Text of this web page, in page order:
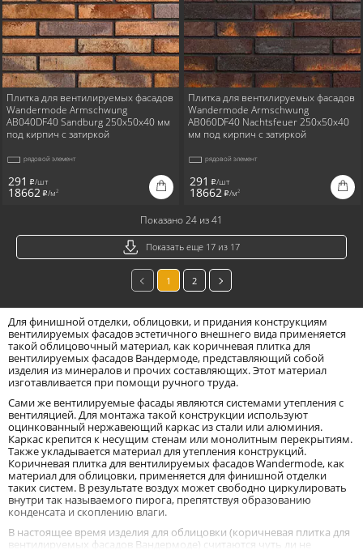
Плитка для вентилируемых фасадов
Wandermode Armschwung
AB040DF40 Sandburg 250x50x40 мм
под кирпич с затиркой
рядовой элемент
291 i/шт
18662 i/м2
Плитка для вентилируемых фасадов
Wandermode Armschwung
AB060DF40 Nachtsfeuer 250x50x40
мм под кирпич с затиркой
рядовой элемент
291 i/шт
18662 i/м2
Показано 24 из 41
Показать еще 17 из 17
1 2
Для финишной отделки, облицовки, и придания конструкциям
вентилируемых фасадов эстетичного внешнего вида применяется
такой облицовочный материал, как коричневая плитка для
вентилируемых фасадов Вандермоде, представляющий собой
изделия из минералов и прочих составляющих. Этот материал
изготавливается при помощи ручного труда.
Сами же вентилируемые фасады являются системами утепления с
вентиляцией. Для монтажа такой конструкции используют
оцинкованный нержавеющий каркас из стали или алюминия.
Каркас крепится к несущим стенам или монолитным перекрытиям.
Также укладывается материал для утепления конструкций.
Коричневая плитка для вентилируемых фасадов Wandermode, как
материал для облицовки, применяется для финишной отделки
таких систем. В результате воздух может свободно циркулировать
внутри так называемого пирога, препятствуя образованию
конденсата и скоплению влаги.
В настоящее время изделия для облицовки (коричневая плитка для
вентилируемых фасадов Вандермоде) считаются чуть ли не